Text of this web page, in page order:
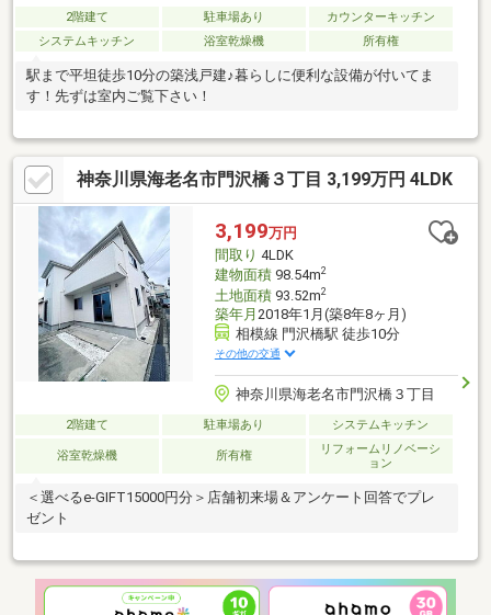
2階建て 駐車場あり
カウンターキッチン
システムキッチン
浴室乾燥機 所有権
駅まで平坦徒歩10分の築浅戸建♪暮らしに便利な設備が付いてま
す！先ずは室内ご覧下さい！
神奈川県海老名市門沢橋３丁目 3,199万円 4LDK
3,199万円
間取り 4LDK
建物面積98.54m2
土地面積93.52m2
築年月 2018年1月(築8年8ヶ月)
相模線 門沢橋駅 徒歩10分
その他の交通
神奈川県海老名市門沢橋３丁目
2階建て 駐車場あり システムキッチン
浴室乾燥機 所有権
リフォームリノベーシ
ョン
＜選べるe-GIFT15000円分＞店舗初来場＆アンケート回答でプレ
ゼント